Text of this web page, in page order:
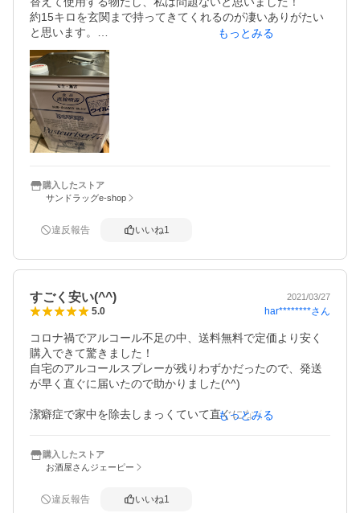
約15キロを玄関まで持ってきてくれるのが凄いありがたい
と思います。
それに一斗缶は探してもその辺には売ってないので、5リッ
トルのならたまに店で見かけますが、割高になるので一斗
缶の方が良いし、送料無料で届けてもらえて満足です。
パストリーゼの一斗缶は何回か購入していますが、消毒用
アルコールとして１番良いと感じます。
直接食べ物にかけても大丈夫な製品なので、手の消毒以外
に食品など何でも消毒出来て安心です。変な匂いもなく、
ベタつかず、パストリーゼは1番気に入っています！
もっとみる
購入したストア
サンドラッグe-shop
違反報告 いいね1
すごく安い(^^) 2021/03/27
5.0 har********さん
コロナ禍でアルコール不足の中、送料無料で定価より安く
購入できて驚きました！
自宅のアルコールスプレーが残りわずかだったので、発送
が早く直ぐに届いたので助かりました(^^)
潔癖症で家中を除去しまっくていて直ぐになくなってしま
が、手が疲れることも無く、数分で移し変えられました！
一斗缶の蓋も開けられるか心配でしが、そこまで力を入れ
中蓋もついていて、外蓋は凹みを戻せば開封後も使用でき
もっとみる
購入したストア
お酒屋さんジェーピー
違反報告 いいね1